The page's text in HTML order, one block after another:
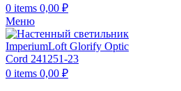
0 items 0,00 ₽
Меню
0 items 0,00 ₽